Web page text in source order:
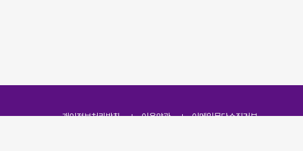
개인정보처리방침 이용약관 이메일무단수집거부